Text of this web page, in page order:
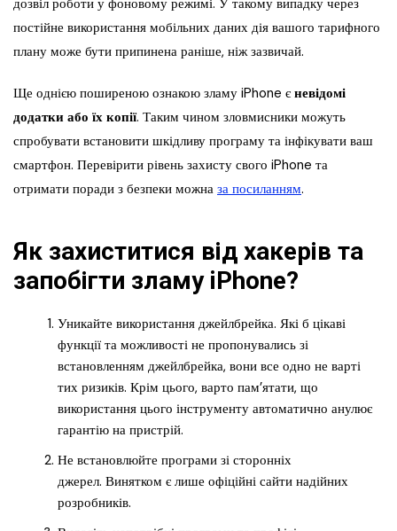
дозвіл роботи у фоновому режимі. У такому випадку через
постійне використання мобільних даних дія вашого тарифного
плану може бути припинена раніше, ніж зазвичай.
Ще однією поширеною ознакою зламу iPhone єневідомі
додатки або їх копії. Таким чином зловмисники можуть
спробувати встановити шкідливу програму та інфікувати ваш
смартфон. Перевірити рівень захисту свого iPhone та
отримати поради з безпеки можна за посиланням.
Як захиститися від хакерів та
запобігти зламу iPhone?
Уникайте використання джейлбрейка. Які б цікаві
функції та можливості не пропонувались зі
встановленням джейлбрейка, вони все одно не варті
тих ризиків. Крім цього, варто пам’ятати, що
використання цього інструменту автоматично анулює
гарантію на пристрій.
Не встановлюйте програми зі сторонніх
джерел. Винятком є лише офіційні сайти надійних
розробників.